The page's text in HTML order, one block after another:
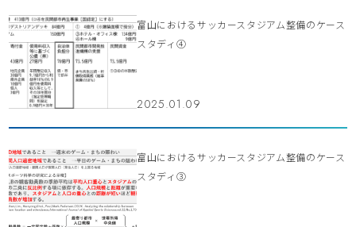
富山におけるサッカースタジアム整備のケース
スタディ④
2025.01.09
富山におけるサッカースタジアム整備のケース
スタディ③